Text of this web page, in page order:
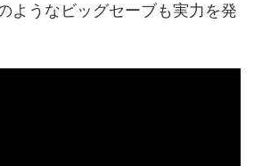
ようなビッグセーブも実力を発